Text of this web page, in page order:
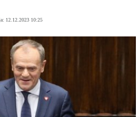
12.12.2023 10:25